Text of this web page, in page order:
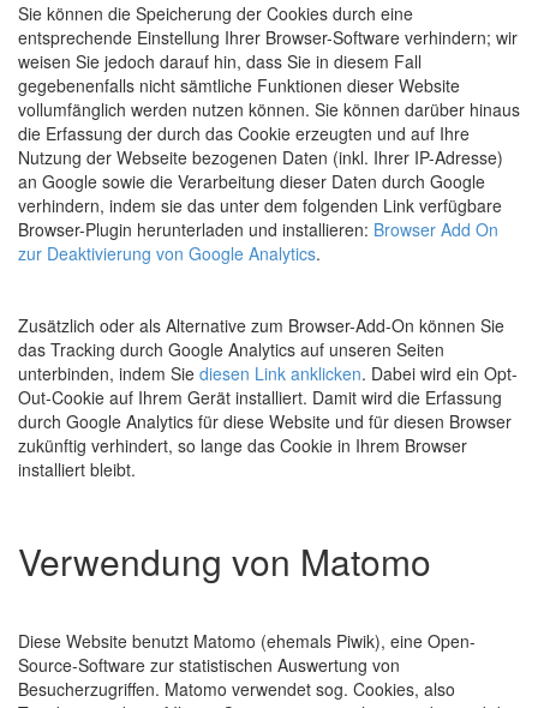
Sie können die Speicherung der Cookies durch eine
entsprechende Einstellung Ihrer Browser-Software verhindern; wir
weisen Sie jedoch darauf hin, dass Sie in diesem Fall
gegebenenfalls nicht sämtliche Funktionen dieser Website
vollumfänglich werden nutzen können. Sie können darüber hinaus
die Erfassung der durch das Cookie erzeugten und auf Ihre
Nutzung der Webseite bezogenen Daten (inkl. Ihrer IP-Adresse)
an Google sowie die Verarbeitung dieser Daten durch Google
verhindern, indem sie das unter dem folgenden Link verfügbare
Browser-Plugin herunterladen und installieren: Browser Add On
zur Deaktivierung von Google Analytics.
Zusätzlich oder als Alternative zum Browser-Add-On können Sie
das Tracking durch Google Analytics auf unseren Seiten
unterbinden, indem Sie diesen Link anklicken. Dabei wird ein Opt-
Out-Cookie auf Ihrem Gerät installiert. Damit wird die Erfassung
durch Google Analytics für diese Website und für diesen Browser
zukünftig verhindert, so lange das Cookie in Ihrem Browser
installiert bleibt.
Verwendung von Matomo
Diese Website benutzt Matomo (ehemals Piwik), eine Open-
Source-Software zur statistischen Auswertung von
Besucherzugriffen. Matomo verwendet sog. Cookies, also